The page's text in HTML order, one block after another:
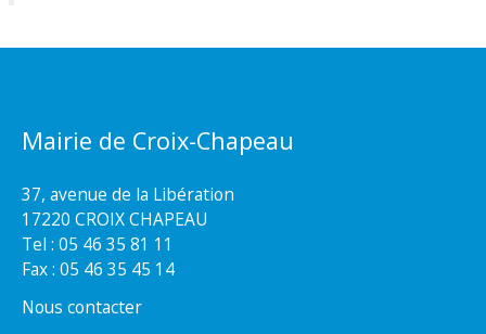
Mairie de Croix-Chapeau
37, avenue de la Libération
17220 CROIX CHAPEAU
Tel : 05 46 35 81 11
Fax : 05 46 35 45 14
Nous contacter